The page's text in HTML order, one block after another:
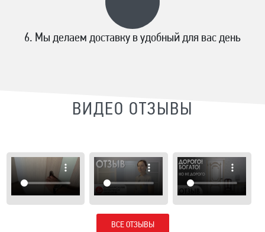
Мы делаем доставку в удобный для вас день
ВИДЕО ОТЗЫВЫ
ВСЕ ОТЗЫВЫ